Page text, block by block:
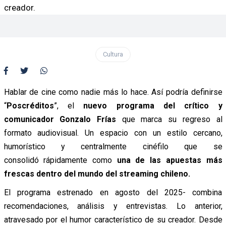
creador.
Cultura
Hablar de cine como nadie más lo hace. Así podría definirse
“Poscréditos”, el nuevo programa del crítico y
comunicador Gonzalo Frías que marca su regreso al
formato audiovisual. Un espacio con un estilo cercano,
humorístico y centralmente cinéfilo que se
consolidó rápidamente como una de las apuestas más
frescas dentro del mundo del streaming chileno.
El programa estrenado en agosto del 2025- combina
recomendaciones, análisis y entrevistas. Lo anterior,
atravesado por el humor característico de su creador. Desde